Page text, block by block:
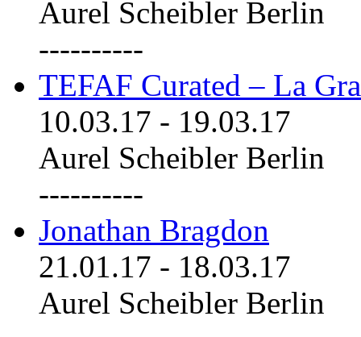
Aurel Scheibler Berlin
----------
TEFAF Curated – La
10.03.17 - 19.03.17
Aurel Scheibler Berlin
----------
Jonathan Bragdon
21.01.17 - 18.03.17
Aurel Scheibler Berlin